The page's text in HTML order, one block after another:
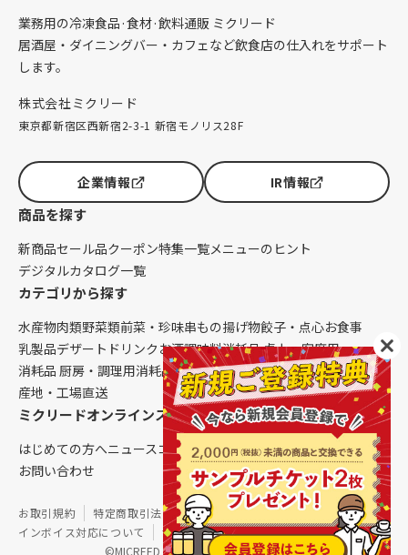
業務用の冷凍食品·食材·飲料通販 ミクリード
居酒屋・ダイニングバー・カフェなど飲食店の仕入れをサポート
します。
株式会社ミクリード
東京都新宿区西新宿2-3-1 新宿モノリス28F
企業情報 IR情報
商品を探す
新商品セール品クーポン特集一覧メニューのヒント
デジタルカタログ一覧
カテゴリから探す
水産物肉類野菜類前菜・珍味串もの揚げ物餃子・点心お食事
乳製品デザート ドリンク お酒調味料消耗品 卓上・客席用
消耗品 厨房・調理用消耗品 クレンリネス生鮮品（配送便限定）
産地・工場直送
ミクリードオンラインストアについて
はじめての方へニュースコラムご利用ガイド会社概要
お問い合わせ
©MICREED CO.,LTD. All Rights Reserved.
お取引規約 特定商取引法に基づく表記
個人情報保護方針
インボイス対応について
サイトマップ